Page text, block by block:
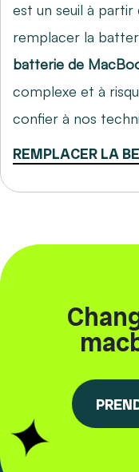
est un seuil à
remplacer la
batterie de
complexe et à
confier à nos
REMPLACER LA